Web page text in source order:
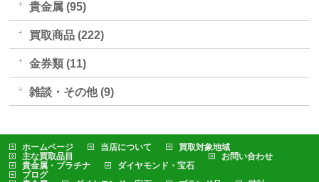
貴金属 (95)
買取商品 (222)
金券類 (11)
雑談・その他 (9)
ホームページ 当店について
買取対象地域
主な買取品目
貴金属・プラチナ
ダイヤモンド・宝石
お問い合わせ
ブログ